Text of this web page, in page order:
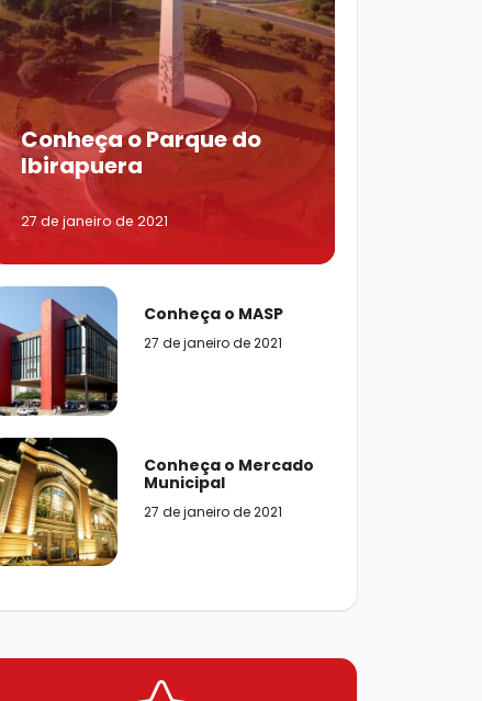
Conheça o Parque do
Ibirapuera
27 de janeiro de 2021
Conheça o MASP
27 de janeiro de 2021
Conheça o Mercado
Municipal
27 de janeiro de 2021